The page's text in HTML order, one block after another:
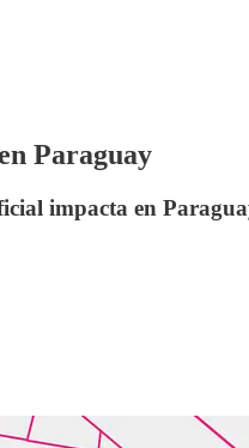
Paraguay
impacta en